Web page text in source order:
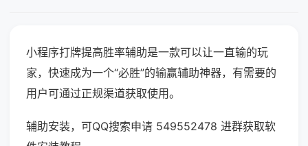
小程序打牌提高胜率辅助是一款可以让一直输的玩
家，快速成为一个“必胜”的输赢辅助神器，有需要的
用户可通过正规渠道获取使用。
辅助安装，可QQ搜索申请 549552478 进群获取软